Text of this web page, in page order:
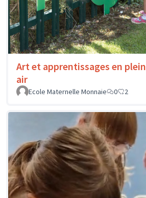
Art et apprentissages en plein
air
Ecole Maternelle Monnaie
0 2